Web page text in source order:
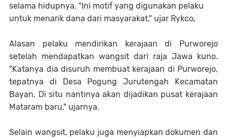
selama hidupnya. "Ini motif yang digunakan pelaku
untuk menarik dana dari masyarakat," ujar Rykco.
Alasan pelaku mendirikan kerajaan di Purworejo
setelah mendapatkan wangsit dari raja Jawa kuno.
"Katanya dia disuruh membuat kerajaan di Purworejo,
tepatnya di Desa Pogung Jurutengah Kecamatan
Bayan. Di situ nantinya akan dijadikan pusat kerajaan
Mataram baru," ujarnya.
Selain wangsit, pelaku juga menyiapkan dokumen dan